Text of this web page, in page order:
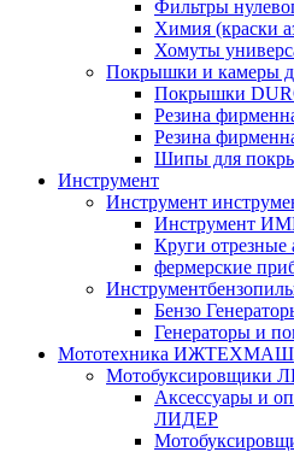
Фильтры
Химия (краски
Хомуты
Покрышки и камеры
Покрышки
Резина
Резина
Шипы для
Инструмент
Инструмент
Инструмент
Круги
фермерские
Бензо
Генераторы и
Мототехника ИЖТЕХМАШ
Мотобуксировщики
Аксессуары и
ЛИДЕР